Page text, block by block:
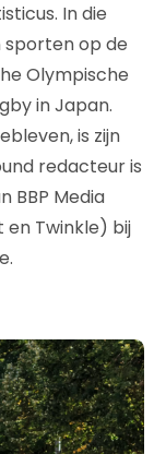
In die
sporten op de
Olympische
in Japan.
is zijn
redacteur is
BBP Media
en Twinkle) bij